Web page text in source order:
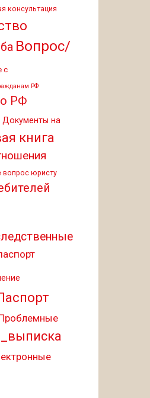
консультация
Вопрос/
с
РФ
РФ
Документы на
книга
вопрос юристу